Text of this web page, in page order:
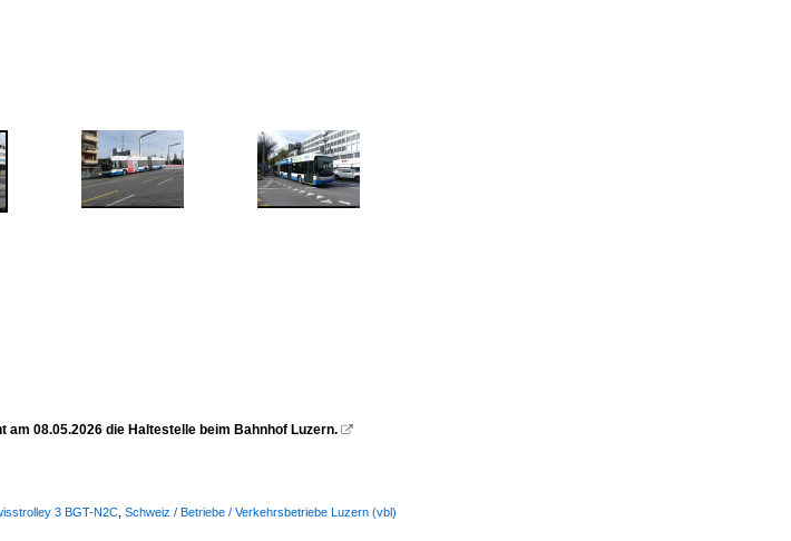
am 08.05.2026 die Haltestelle beim Bahnhof Luzern. 
3 BGT-N2C Schweiz / Betriebe / Verkehrsbetriebe Luzern (vbl)